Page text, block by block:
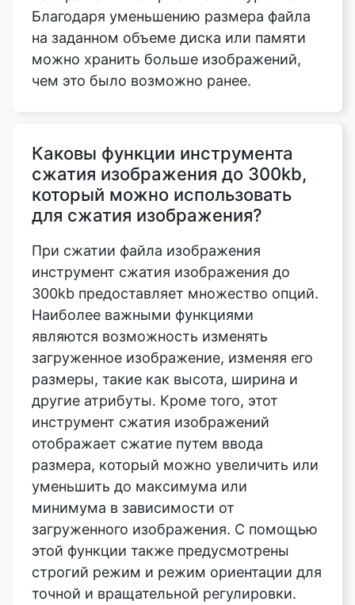
чем это было возможно ранее.
Каковы функции инструмента
для сжатия изображения?
При сжатии файла изображения
инструмент сжатия изображения до
300kb предоставляет множество опций.
Наиболее важными функциями
являются возможность изменять
загруженное изображение, изменяя его
размеры, такие как высота, ширина и
другие атрибуты. Кроме того, этот
инструмент сжатия изображений
отображает сжатие путем ввода
размера, который можно увеличить или
уменьшить до максимума или
минимума в зависимости от
загруженного изображения. С помощью
этой функции также предусмотрены
строгий режим и режим ориентации для
точной и вращательной регулировки.
Компрессор изображений также
предоставляет пользователю
возможность изменять качество